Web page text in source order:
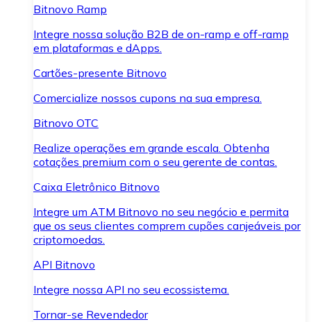
Bitnovo Ramp
Integre nossa solução B2B de on-ramp e off-ramp
em plataformas e dApps.
Cartões-presente Bitnovo
Comercialize nossos cupons na sua empresa.
Bitnovo OTC
Realize operações em grande escala. Obtenha
cotações premium com o seu gerente de contas.
Caixa Eletrônico Bitnovo
Integre um ATM Bitnovo no seu negócio e permita
que os seus clientes comprem cupões canjeáveis por
criptomoedas.
API Bitnovo
Integre nossa API no seu ecossistema.
Tornar-se Revendedor